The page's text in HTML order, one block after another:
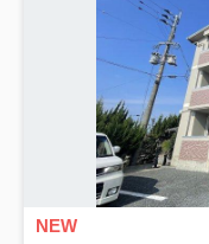
NEW